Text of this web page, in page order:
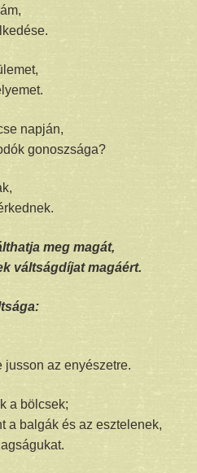
napján,
gonoszsága?
meg magát,
váltságdíjat magáért.
jusson az enyészetre.
a bölcsek;
a balgák és az esztelenek,